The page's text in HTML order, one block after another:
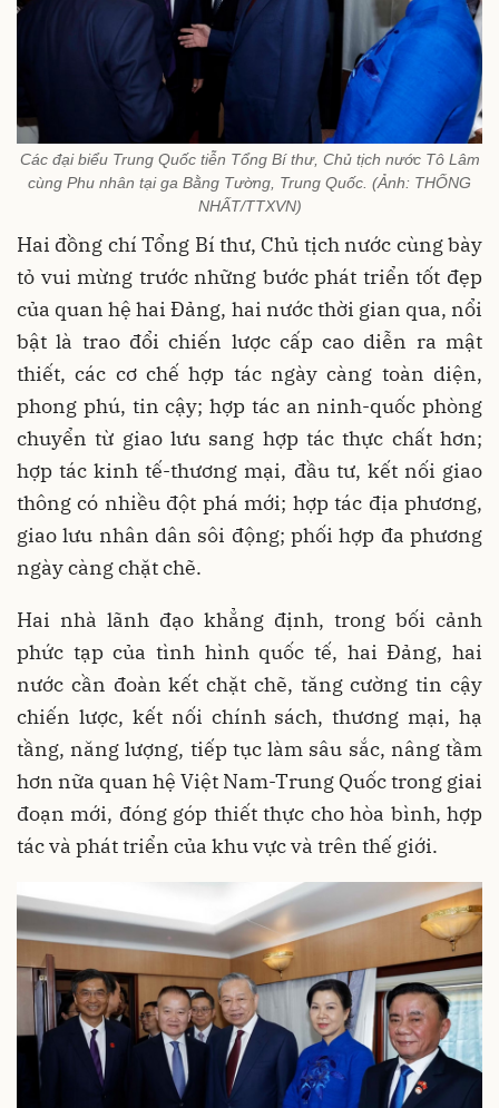
Các đại biểu Trung Quốc tiễn Tổng Bí thư, Chủ tịch nước Tô Lâm
cùng Phu nhân tại ga Bằng Tường, Trung Quốc. (Ảnh: THỐNG
NHẤT/TTXVN)
Hai đồng chí Tổng Bí thư, Chủ tịch nước cùng bày
tỏ vui mừng trước những bước phát triển tốt đẹp
của quan hệ hai Đảng, hai nước thời gian qua, nổi
bật là trao đổi chiến lược cấp cao diễn ra mật
thiết, các cơ chế hợp tác ngày càng toàn diện,
phong phú, tin cậy; hợp tác an ninh-quốc phòng
chuyển từ giao lưu sang hợp tác thực chất hơn;
hợp tác kinh tế-thương mại, đầu tư, kết nối giao
thông có nhiều đột phá mới; hợp tác địa phương,
giao lưu nhân dân sôi động; phối hợp đa phương
ngày càng chặt chẽ.
Hai nhà lãnh đạo khẳng định, trong bối cảnh
phức tạp của tình hình quốc tế, hai Đảng, hai
nước cần đoàn kết chặt chẽ, tăng cường tin cậy
chiến lược, kết nối chính sách, thương mại, hạ
tầng, năng lượng, tiếp tục làm sâu sắc, nâng tầm
hơn nữa quan hệ Việt Nam-Trung Quốc trong giai
đoạn mới, đóng góp thiết thực cho hòa bình, hợp
tác và phát triển của khu vực và trên thế giới.